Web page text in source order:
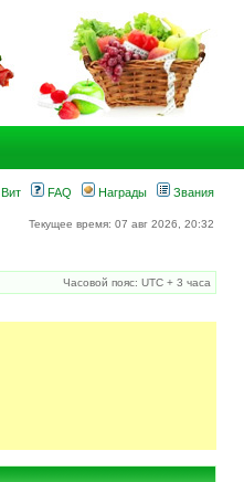
Вит FAQ Награды Звания
Текущее время: 07 авг 2026, 20:32
Часовой пояс: UTC + 3 часа